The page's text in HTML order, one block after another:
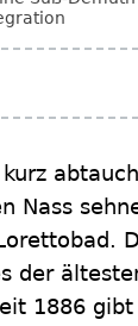
Nass
der
1886